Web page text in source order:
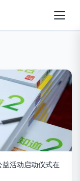
益活动启动仪式在